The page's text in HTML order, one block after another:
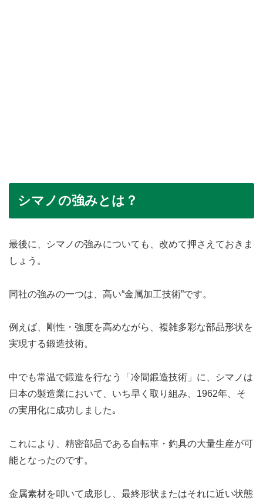
シマノの強みとは？
最後に、シマノの強みについても、改めて押さえておきま
しょう。
同社の強みの一つは、高い“金属加工技術”です。
例えば、剛性・強度を高めながら、複雑多彩な部品形状を
実現する鍛造技術。
中でも常温で鍛造を行なう「冷間鍛造技術」に、シマノは
日本の製造業において、いち早く取り組み、1962年、そ
の実用化に成功しました｡
これにより、精密部品である自転車・釣具の大量生産が可
能となったのです。
金属素材を叩いて成形し、最終形状またはそれに近い状態